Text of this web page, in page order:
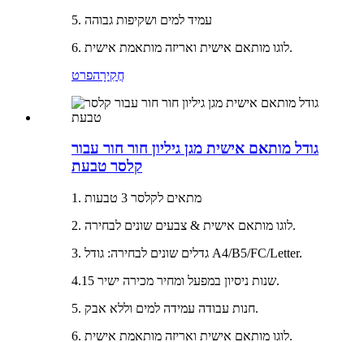
5. עמיד למים ושקיפות גבוהה
6. לוגו מותאם אישית ואריזה מותאמת אישית.
חֲקִירָהפרט
גודל מותאם אישית מגן גיליון חור חור עבור
קלסר טבעת
1. מתאים לקלסר 3 טבעות
2. לוגו מותאם אישית & צבעים שונים לבחירה.
3. גדלים שונים לבחירה: גודל A4/B5/FC/Letter.
4.15 שנות ניסיון במפעל ומחיר מכירה ישיר.
5. חנות עבודה עמידה למים וללא אבק.
6. לוגו מותאם אישית ואריזה מותאמת אישית.